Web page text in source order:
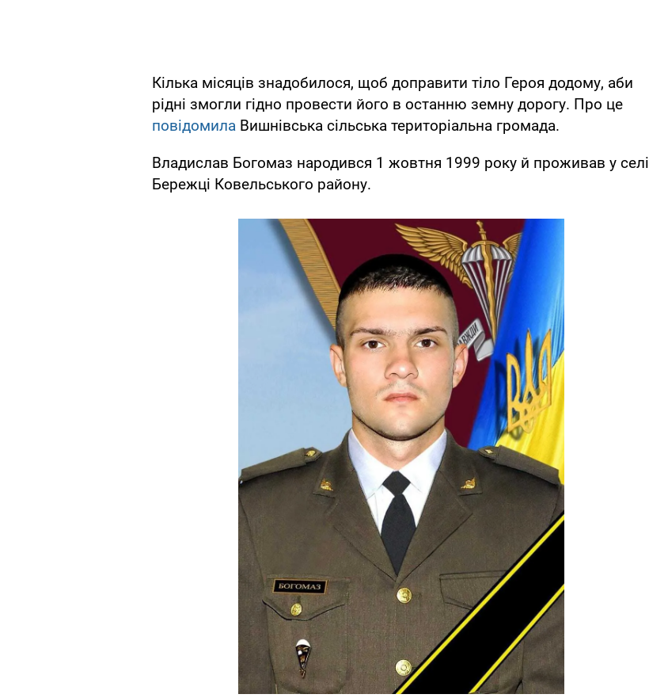
Кілька місяців знадобилося, щоб доправити тіло Героя додому, аби
рідні змогли гідно провести його в останню земну дорогу. Про це
повідомила Вишнівська сільська територіальна громада.
Владислав Богомаз народився 1 жовтня 1999 року й проживав у селі
Бережці Ковельського району.